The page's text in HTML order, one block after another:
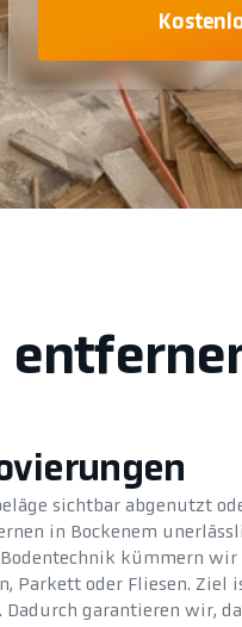
sichtbar abgenutzt
in Bockenem
kümmern
Parkett oder Fliesen. Ziel
garantieren wir,